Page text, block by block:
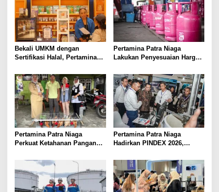
Bekali UMKM dengan
Sertifikasi Halal, Pertamina
Pertamina Patra Niaga
Lakukan Penyesuaian Harga
Pertamina Patra Niaga
Perkuat Ketahanan Pangan
Budidaya dan Pemberdayaan
Masyarakat
Pertamina Patra Niaga
Hadirkan PINDEX 2026,
Infrastruktur Energi